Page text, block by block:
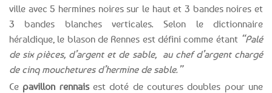
ville avec 5 hermines noires sur le haut et 3 bandes noires et
3 bandes blanches verticales. Selon le dictionnaire
héraldique, le blason de Rennes est défini comme étant “Palé
de six pièces, d’argent et de sable, au chef d’argent chargé
de cinq mouchetures d’hermine de sable.”
Ce pavillon rennaisest doté de coutures doubles pour une